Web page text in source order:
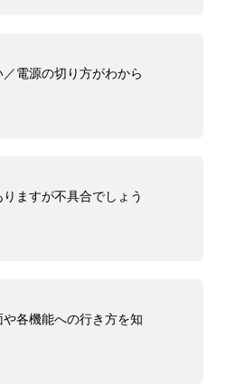
電源の切り方がわから
ますが不具合でしょう
各機能への行き方を知